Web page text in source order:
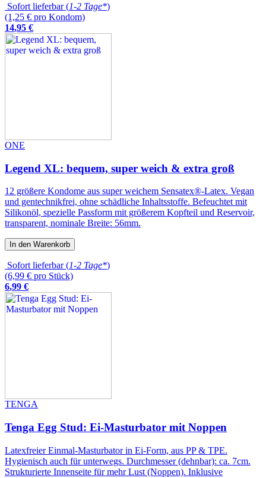
Sofort lieferbar (1-2 Tage*)
(1,25 € pro Kondom)
14,95 €
ONE
Legend XL: bequem, super weich & extra groß
12 größere Kondome aus super weichem Sensatex®-Latex. Vegan
und gentechnikfrei, ohne schädliche Inhaltsstoffe. Befeuchtet mit
Silikonöl, spezielle Passform mit größerem Kopfteil und Reservoir,
transparent, nominale Breite: 56mm.
In den Warenkorb
Sofort lieferbar (1-2 Tage*)
(6,99 € pro Stück)
6,99 €
TENGA
Tenga Egg Stud: Ei-Masturbator mit Noppen
Latexfreier Einmal-Masturbator in Ei-Form, aus PP & TPE.
Hygienisch auch für unterwegs. Durchmesser (dehnbar): ca. 7cm.
Strukturierte Innenseite für mehr Lust (Noppen). Inklusive